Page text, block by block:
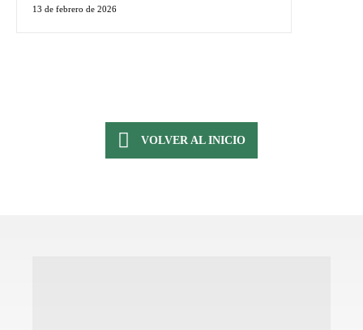
13 de febrero de 2026
VOLVER AL INICIO